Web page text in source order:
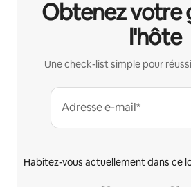
Obtenez votre
l'hôte
Une check-list simple pour
Adresse e-mail*
Habitez-vous actuellement dans ce